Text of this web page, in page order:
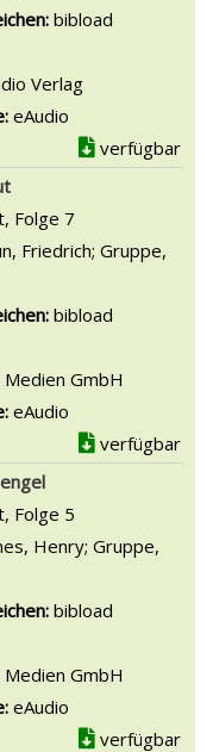
bibload
Verlag
eAudio
verfügbar
Folge 7
Friedrich; Gruppe,
bibload
Medien GmbH
eAudio
verfügbar
Folge 5
Henry; Gruppe,
bibload
Medien GmbH
eAudio
verfügbar